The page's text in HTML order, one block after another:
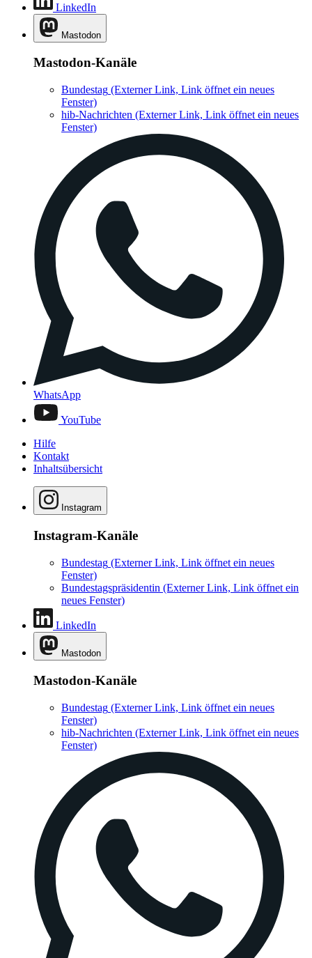
LinkedIn
Mastodon
Mastodon-Kanäle
Bundestag (Externer Link, Link öffnet ein neues
Fenster)
hib-Nachrichten (Externer Link, Link öffnet ein neues
Fenster)
WhatsApp
YouTube
Hilfe
Kontakt
Inhaltsübersicht
Instagram
Instagram-Kanäle
Bundestag (Externer Link, Link öffnet ein neues
Fenster)
Bundestagspräsidentin (Externer Link, Link öffnet ein
neues Fenster)
LinkedIn
Mastodon
Mastodon-Kanäle
Bundestag (Externer Link, Link öffnet ein neues
Fenster)
hib-Nachrichten (Externer Link, Link öffnet ein neues
Fenster)